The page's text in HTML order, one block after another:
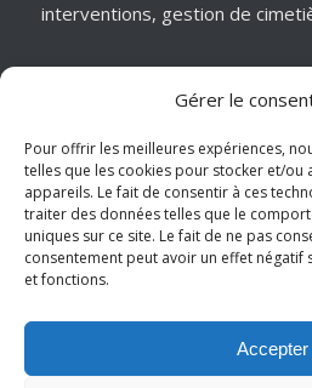
Gérer le
Pour offrir les meilleures expériences,
telles que les cookies pour stocker et/ou
appareils. Le fait de consentir à ces
traiter des données telles que le
uniques sur ce site. Le fait de ne pas
consentement peut avoir un effet négatif
et fonctions.
Accepter
interventions, gestion de
MATÉRIELS &
Installation, dépannage,
sécurité informatique,
services, internet… Pour
intervenons sur un
proximité.